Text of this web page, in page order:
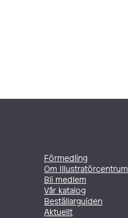
Förmedling
Om Illustratörcentrum
Bli medlem
Vår katalog
Beställarguiden
Aktuellt